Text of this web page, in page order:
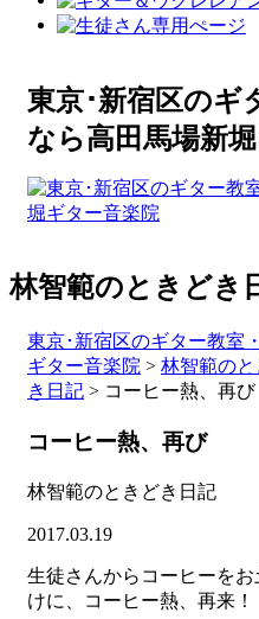
東京･新宿区のギ
なら高田馬場新
林智範のときどき
東京･新宿区のギター教室
ギター音楽院 > 林智範の
き日記 > コーヒー熱、再び
コーヒー熱、再び
林智範のときどき日記
2017.03.19
生徒さんからコーヒーを
けに、コーヒー熱、再来！